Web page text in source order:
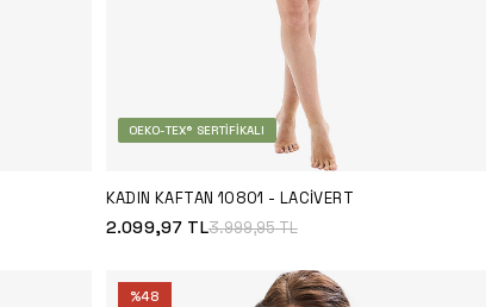
OEKO-TEX® SERTIFIKALI
KADIN KAFTAN 10801 - LACIVERT
2.099,97TL3.999,95TL
%48